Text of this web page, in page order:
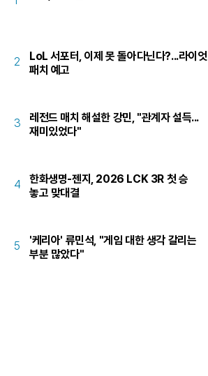
2
LoL 서포터, 이제 못 돌아다닌다?...라이엇
패치 예고
3
레전드 매치 해설한 강민, "관계자 설득...
재미있었다"
4
한화생명-젠지, 2026 LCK 3R 첫 승
놓고 맞대결
5
'케리아' 류민석, "게임 대한 생각 갈리는
부분 많았다"